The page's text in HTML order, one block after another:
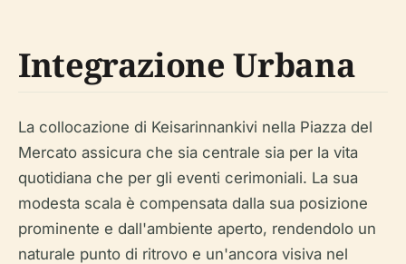
Integrazione Urbana
La collocazione di Keisarinnankivi nella Piazza del
Mercato assicura che sia centrale sia per la vita
quotidiana che per gli eventi cerimoniali. La sua
modesta scala è compensata dalla sua posizione
prominente e dall'ambiente aperto, rendendolo un
naturale punto di ritrovo e un'ancora visiva nel